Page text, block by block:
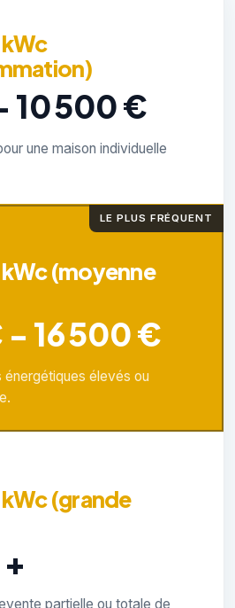
10 500 €
une maison individuelle
LE PLUS FRÉQUENT
(moyenne
- 16 500 €
élevés ou
(grande
partielle ou totale de